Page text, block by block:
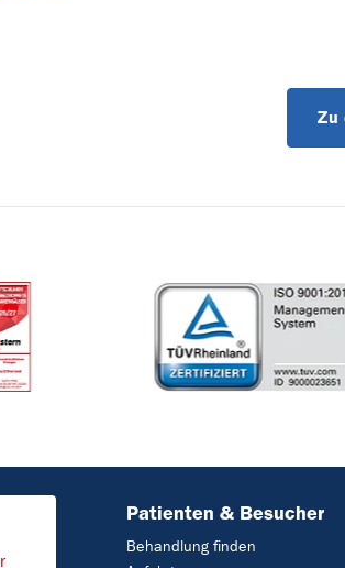
Zu
Patienten & Besucher
Behandlung finden